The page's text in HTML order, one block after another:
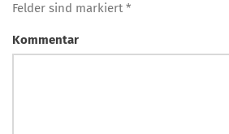
Felder sind markiert *
Kommentar